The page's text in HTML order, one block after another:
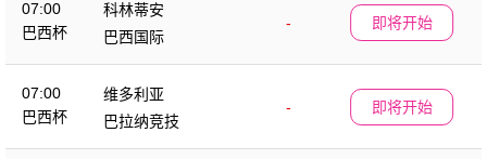
07:00
巴西杯
科林蒂安
-
巴西国际
即将开始
07:00
巴西杯
维多利亚
-
巴拉纳竞技
即将开始